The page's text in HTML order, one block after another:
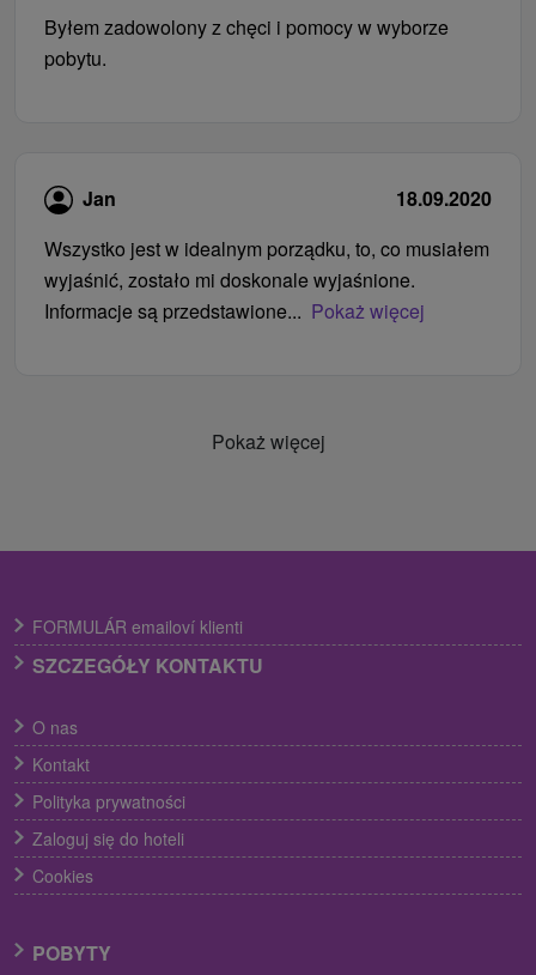
Byłem zadowolony z chęci i pomocy w wyborze
pobytu.
Jan
18.09.2020
Wszystko jest w idealnym porządku, to, co musiałem
wyjaśnić, zostało mi doskonale wyjaśnione.
Informacje są przedstawione... Pokaż więcej
Pokaż więcej
FORMULÁR emailoví klienti
SZCZEGÓŁY KONTAKTU
O nas
Kontakt
Polityka prywatności
Zaloguj się do hoteli
Cookies
POBYTY